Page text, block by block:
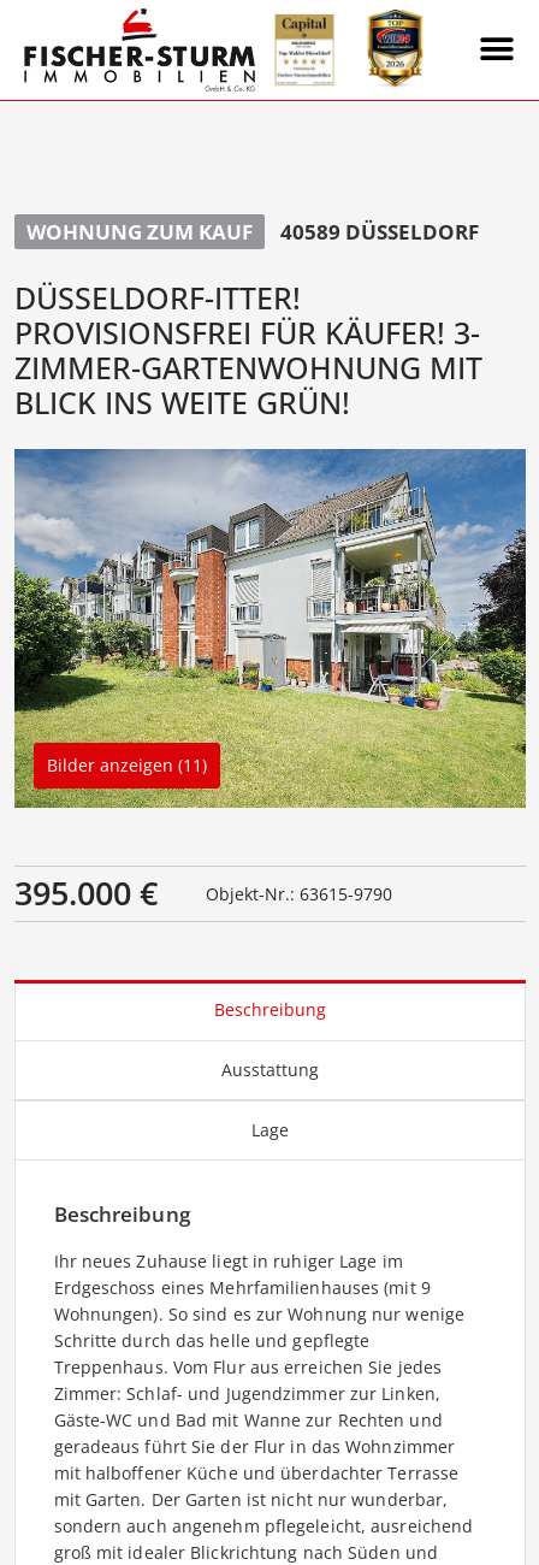
WOHNUNG ZUM KAUF 40589 DÜSSELDORF
DÜSSELDORF-ITTER!
PROVISIONSFREI FÜR KÄUFER! 3-
ZIMMER-GARTENWOHNUNG MIT
BLICK INS WEITE GRÜN!
Bilder anzeigen (11)
395.000 € Objekt-Nr.: 63615-9790
Beschreibung
Ausstattung
Lage
Beschreibung
Ihr neues Zuhause liegt in ruhiger Lage im
Erdgeschoss eines Mehrfamilienhauses (mit 9
Wohnungen). So sind es zur Wohnung nur wenige
Schritte durch das helle und gepflegte
Treppenhaus. Vom Flur aus erreichen Sie jedes
Zimmer: Schlaf- und Jugendzimmer zur Linken,
Gäste-WC und Bad mit Wanne zur Rechten und
geradeaus führt Sie der Flur in das Wohnzimmer
mit halboffener Küche und überdachter Terrasse
mit Garten. Der Garten ist nicht nur wunderbar,
sondern auch angenehm pflegeleicht, ausreichend
groß mit idealer Blickrichtung nach Süden und